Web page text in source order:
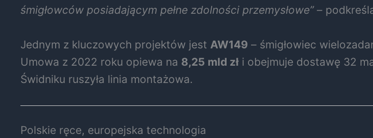
śmigłowców posiadającym pełne zdolności przemysłowe”–
Jednym z kluczowych projektów jest AW149 – śmigłowiec
Umowa z 2022 roku opiewa na 8,25 mld zł i obejmuje dostawę 32
Świdniku ruszyła linia montażowa.
Polskie ręce, europejska technologia